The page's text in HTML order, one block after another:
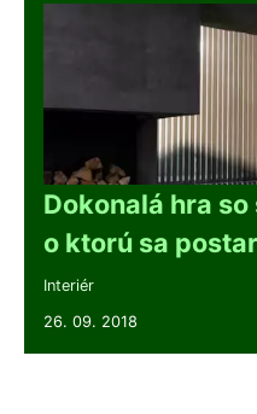
Dokonalá hra
o ktorú sa
Interiér
26. 09. 2018